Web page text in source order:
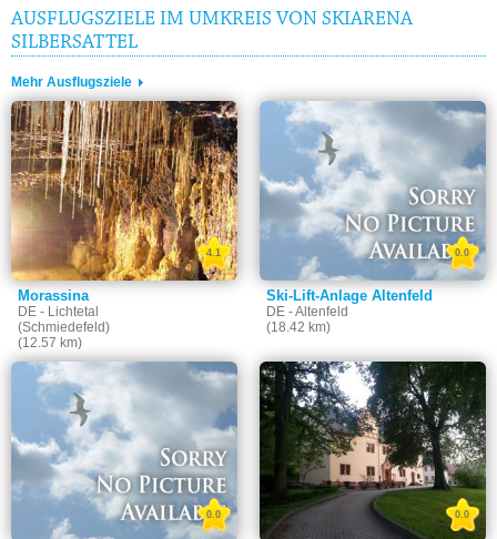
AUSFLUGSZIELE IM UMKREIS VON SKIARENA
SILBERSATTEL
Mehr Ausflugsziele
Morassina
DE - Lichtetal
(Schmiedefeld)
(12.57 km)
4.1
Ski-Lift-Anlage Altenfeld
DE - Altenfeld
(18.42 km)
0.0
0.0 0.0